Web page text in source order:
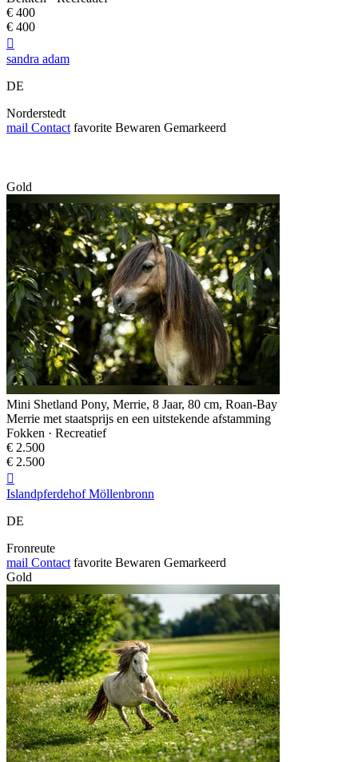
€ 400
€ 400

sandra adam
DE
Norderstedt
mail Contact favorite Bewaren Gemarkeerd
Gold
Mini Shetland Pony, Merrie, 8 Jaar, 80 cm, Roan-Bay
Merrie met staatsprijs en een uitstekende afstamming
Fokken · Recreatief
€ 2.500
€ 2.500

Islandpferdehof Möllenbronn
DE
Fronreute
mail Contact favorite Bewaren Gemarkeerd
Gold